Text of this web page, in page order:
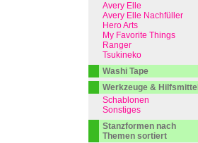
Avery Elle
Avery Elle Nachfüller
Hero Arts
My Favorite Things
Ranger
Tsukineko
Washi Tape
Werkzeuge & Hilfsmittel
Schablonen
Sonstiges
Stanzformen nach
Themen sortiert